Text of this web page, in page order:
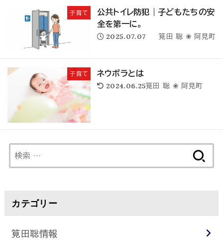
子育て
公共トイレ防犯｜子どもたちの安
全を第一に｡
2025.07.07 筧田 聡 ❀ 阿見町
子育て ネウボラとは
2024.06.25筧田 聡 ❀ 阿見町
索:
カテゴリー
筧田聡情報